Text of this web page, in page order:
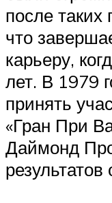
после таких
что
карьеру,
лет. В 1979
принять
«Гран При
Даймонд
результатов